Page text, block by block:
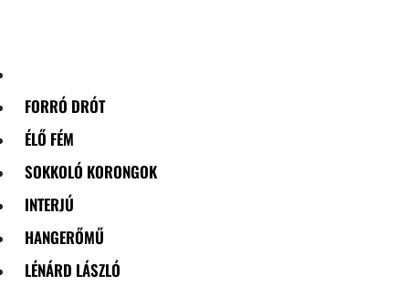
FORRÓ DRÓT
ÉLŐ FÉM
SOKKOLÓ KORONGOK
INTERJÚ
HANGERŐMŰ
LÉNÁRD LÁSZLÓ